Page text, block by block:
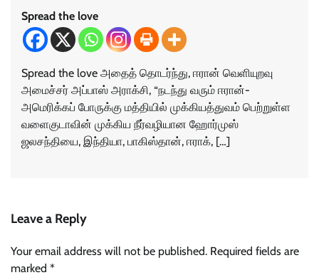
Spread the love
Spread the love அதைத் தொடர்ந்து, ஈரான் வெளியுறவு
அமைச்சர் அப்பாஸ் அராக்சி, “நடந்து வரும் ஈரான்-
அமெரிக்கப் போருக்கு மத்தியில் முக்கியத்துவம் பெற்றுள்ள
வளைகுடாவின் முக்கிய நீர்வழியான ஹோர்முஸ்
ஜலசந்தியை, இந்தியா, பாகிஸ்தான், ஈராக், […]
Leave a Reply
Your email address will not be published. Required fields are
marked *